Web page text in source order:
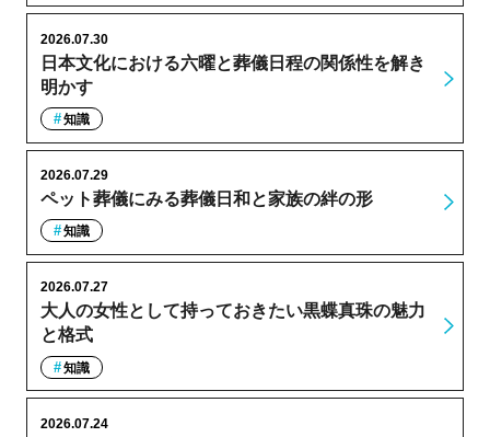
日本文化における六曜と葬儀日程の関係性を解き
明かす
2026.07.30
知識
ペット葬儀にみる葬儀日和と家族の絆の形
2026.07.29
知識
大人の女性として持っておきたい黒蝶真珠の魅力
と格式
2026.07.27
知識
2026.07.24